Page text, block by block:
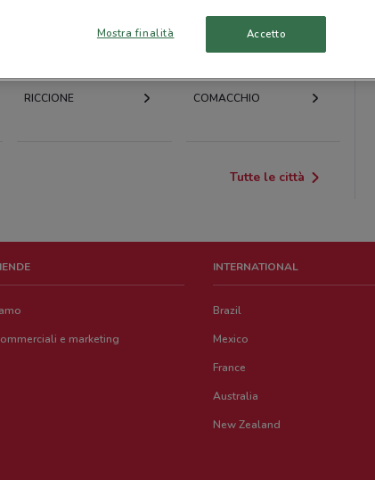
MOLINELLA
RICCIONE COMACCHIO
Tutte le città
e marketing
INTERNATIONAL
Brazil
Mexico
France
Australia
New Zealand
Mostra finalità Accetto